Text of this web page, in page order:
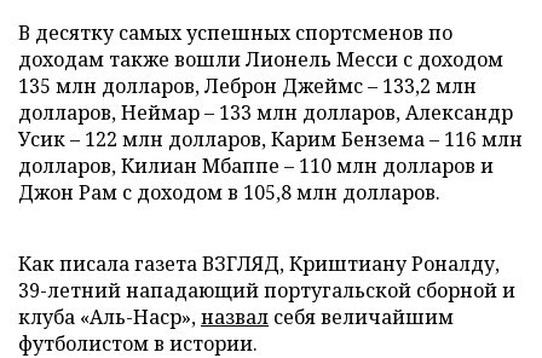
В десятку самых успешных спортсменов по
доходам также вошли Лионель Месси с доходом
135 млн долларов, Леброн Джеймс – 133,2 млн
долларов, Неймар – 133 млн долларов, Александр
Усик – 122 млн долларов, Карим Бензема – 116 млн
долларов, Килиан Мбаппе – 110 млн долларов и
Джон Рам с доходом в 105,8 млн долларов.
Как писала газета ВЗГЛЯД, Криштиану Роналду,
39-летний нападающий португальской сборной и
клуба «Аль-Наср»,назвал себя величайшим
футболистом в истории.